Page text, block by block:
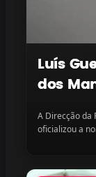
Luís
dos
A Direcção da
oficializou a